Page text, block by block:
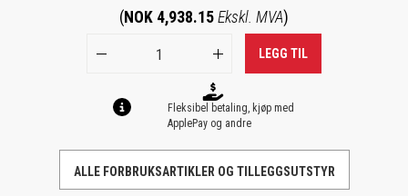
( NOK 4,938.15 Ekskl. MVA)
LEGG TIL
Fleksibel betaling, kjøp med
ApplePay og andre
ALLE FORBRUKSARTIKLER OG TILLEGGSUTSTYR